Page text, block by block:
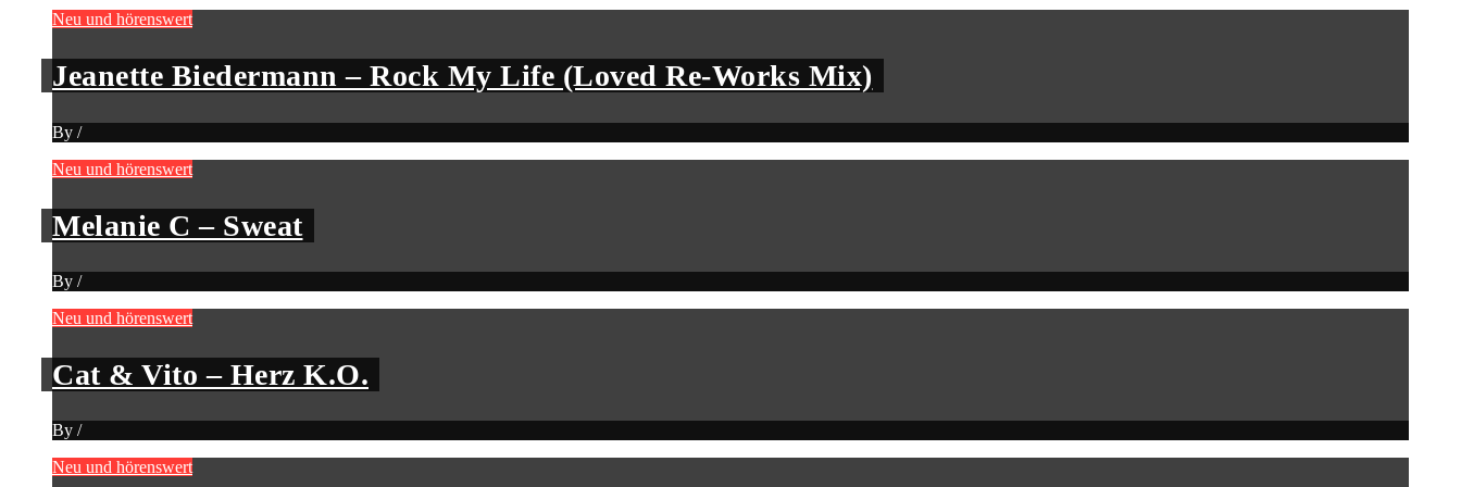
Neu und hörenswert
Jeanette Biedermann – Rock My Life (Loved Re-Works Mix)
By /
Neu und hörenswert
Melanie C – Sweat
By /
Neu und hörenswert
Cat & Vito – Herz K.O.
By /
Neu und hörenswert